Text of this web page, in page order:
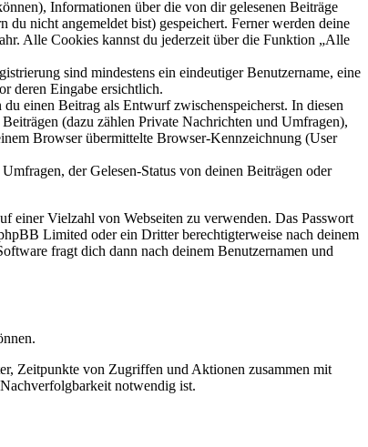
Informationen über die von dir gelesenen Beiträge
nicht angemeldet bist) gespeichert. Ferner werden deine
Alle Cookies kannst du jederzeit über die Funktion „Alle
sind mindestens ein eindeutiger Benutzername, eine
deren Eingabe ersichtlich.
einen Beitrag als Entwurf zwischenspeicherst. In diesen
(dazu zählen Private Nachrichten und Umfragen),
Browser übermittelte Browser-Kennzeichnung (User
der Gelesen-Status von deinen Beiträgen oder
einer Vielzahl von Webseiten zu verwenden. Das Passwort
Limited oder ein Dritter berechtigterweise nach deinem
fragt dich dann nach deinem Benutzernamen und
Zeitpunkte von Zugriffen und Aktionen zusammen mit
notwendig ist.